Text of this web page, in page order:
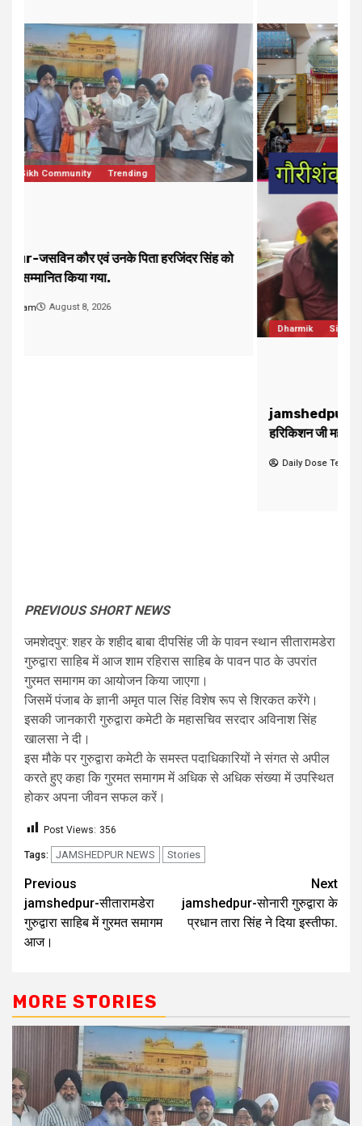
jamshedpur-गौरीशंकर रोड गुरुद्वारा में बाला प्रीतम गुरु
PREVIOUS SHORT NEWS
जमशेदपुर: शहर के शहीद बाबा दीपसिंह जी के पावन स्थान सीतारामडेरा
गुरुद्वारा साहिब में आज शाम रहिरास साहिब के पावन पाठ के उपरांत
गुरमत समागम का आयोजन किया जाएगा।
जिसमें पंजाब के ज्ञानी अमृत पाल सिंह विशेष रूप से शिरकत करेंगे।
इसकी जानकारी गुरुद्वारा कमेटी के महासचिव सरदार अविनाश सिंह
खालसा ने दी।
इस मौके पर गुरुद्वारा कमेटी के समस्त पदाधिकारियों ने संगत से अपील
करते हुए कहा कि गुरमत समागम में अधिक से अधिक संख्या में उपस्थित
होकर अपना जीवन सफल करें।
Post Views: 356
Tags: JAMSHEDPUR NEWS Stories
Previous
jamshedpur-सीतारामडेरा
गुरुद्वारा साहिब में गुरमत समागम
आज।
Next
jamshedpur-सोनारी गुरुद्वारा के
प्रधान तारा सिंह ने दिया इस्तीफा.
MORE STORIES